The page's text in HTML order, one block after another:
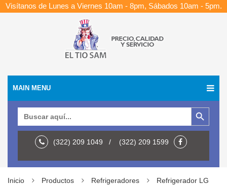
Visítanos de Lunes a Viernes 10am - 8pm, Sábados 10am - 5pm.
MAIN MENU
Botón de búsqueda
(322) 209 1049 / (322) 209 1599
Inicio Productos Refrigeradores
Refrigerador LG